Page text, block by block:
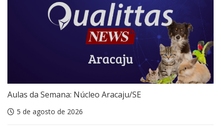
Aulas da Semana: Núcleo Aracaju/SE
5 de agosto de 2026